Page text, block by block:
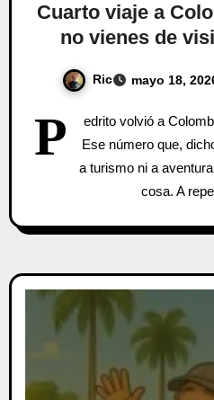
Cuarto viaje a
no vienes de
Ric mayo 18,
P
edrito volvió a
Ese número que,
a turismo ni a
cosa. A